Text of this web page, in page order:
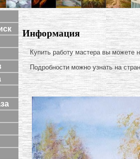
Информация
Купить работу мастера вы можете
Подробности можно узнать на